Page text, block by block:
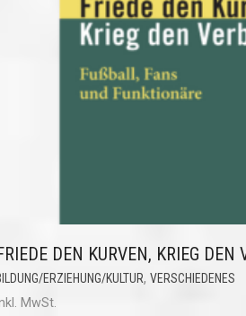
DEN KURVEN, KRIEG DEN
ERZIEHUNG/KULTUR, VERSCHIEDENES
MwSt.